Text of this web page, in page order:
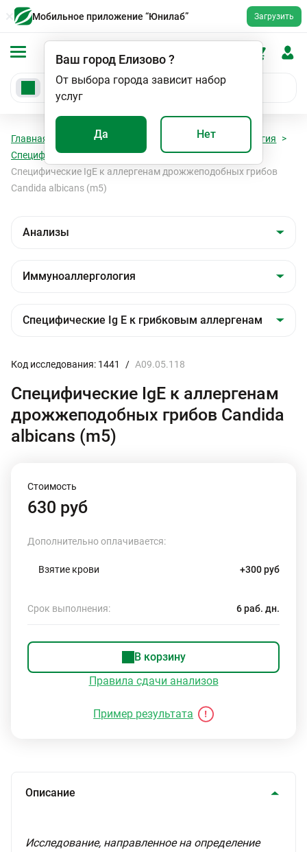
Мобильное приложение “Юнилаб” Загрузить
Ваш город Елизово?
От выбора города зависит набор
услуг
Да Нет
Главная Анализы
Иммуноаллергология
Специфические Ig E к грибковым аллергенам
Специфические IgE к аллергенам дрожжеподобных грибов
Candida albicans (m5)
Код исследования: 1441 / A09.05.118
Специфические IgE к аллергенам
дрожжеподобных грибов Candida
albicans (m5)
Стоимость
630 руб
Дополнительно оплачивается:
Взятие крови +300 руб
Срок выполнения: 6 раб. дн.
В корзину
Правила сдачи анализов
Пример результата
Описание
Исследование, направленное на определение